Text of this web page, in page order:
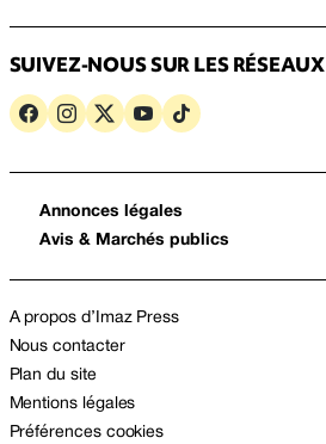
SUIVEZ-NOUS SUR LES RÉSEAUX
Annonces légales
Avis & Marchés publics
A propos d’Imaz Press
Nous contacter
Plan du site
Mentions légales
Préférences cookies